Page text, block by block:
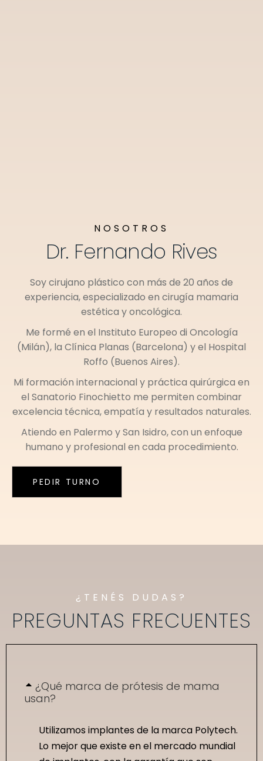
NOSOTROS
Dr. Fernando Rives
Soy cirujano plástico con más de 20 años de
experiencia, especializado en cirugía mamaria
estética y oncológica.
Me formé en el Instituto Europeo di Oncología
(Milán), la Clínica Planas (Barcelona) y el Hospital
Roffo (Buenos Aires).
Mi formación internacional y práctica quirúrgica en
el Sanatorio Finochietto me permiten combinar
excelencia técnica, empatía y resultados naturales.
Atiendo en Palermo ySan Isidro, con un enfoque
humano y profesional en cada procedimiento.
PEDIR TURNO
¿TENÉS DUDAS?
PREGUNTAS FRECUENTES
¿Qué marca de prótesis de mama
usan?
Utilizamos implantes de la marca Polytech.
Lo mejor que existe en el mercado mundial